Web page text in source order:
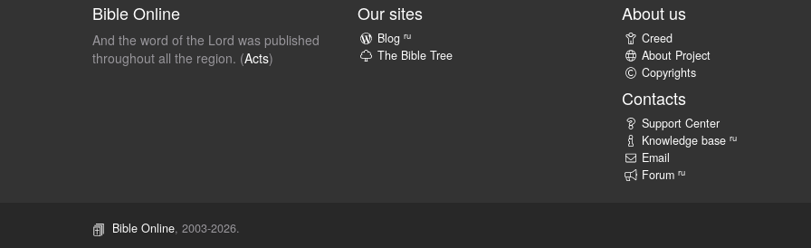
Bible Online
And the word of the Lord was published
throughout all the region. (Acts)
Our sites
Blog ru
The Bible Tree
About us
Creed
About Project
Copyrights
Contacts
Support Center
Knowledge base ru
Email
Forum ru
Bible Online, 2003-2026.